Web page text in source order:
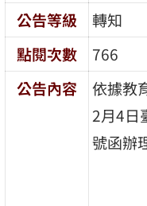
公告等級
轉知
點閱次數
766
公告內容
依據教
2月4日
號函辦